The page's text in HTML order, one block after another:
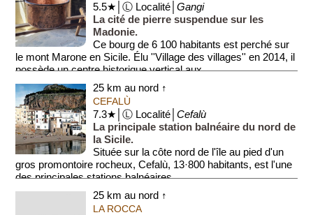
5.5★│Ⓛ Localité│Gangi
La cité de pierre suspendue sur les
Madonie.
Ce bourg de 6 100 habitants est perché sur
le mont Marone en Sicile. Élu ''Village des villages'' en 2014, il
possède un centre historique vertical aux ...
25 km au nord ↑
CEFALÙ
7.3★│Ⓛ Localité│Cefalù
La principale station balnéaire du nord de
la Sicile.
Située sur la côte nord de l'île au pied d'un
gros promontoire rocheux, Cefalù, 13·800 habitants, est l'une
des principales stations balnéaires...
25 km au nord ↑
LA ROCCA